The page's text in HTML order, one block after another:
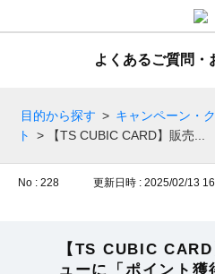
よくあるご質問・
目的から探す > キャンペーン・
ト
> 【TS CUBIC CARD】販売...
No : 228 更新日時 : 2025/02/13
【TS CUBIC
ューに「ポイント獲